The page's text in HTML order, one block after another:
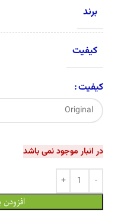
برند
کیفیت
کیفیت
در انبار موجود نمی باشد